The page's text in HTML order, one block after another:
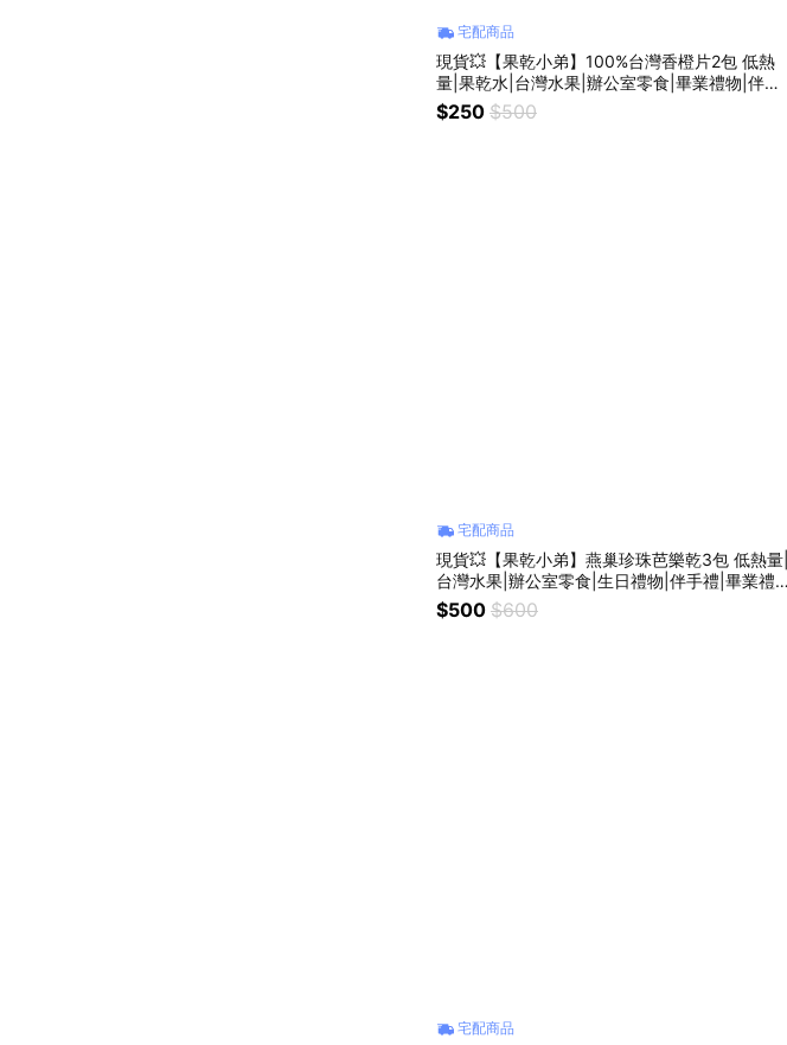
宅配商品
現貨💥【果乾小弟】100%台灣香橙片2包 低熱
量|果乾水|台灣水果|辦公室零食|畢業禮物|伴手
禮|送禮推薦|520禮物｜生日禮物｜為你打氣
$250 $500
宅配商品
現貨💥【果乾小弟】燕巢珍珠芭樂乾3包 低熱量|
台灣水果|辦公室零食|生日禮物|伴手禮|畢業禮
物|母親節|台灣名產
$500 $600
宅配商品